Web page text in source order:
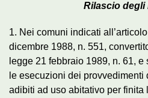
Rilascio degli
1. Nei comuni indicati
dicembre 1988, n. 551,
legge 21 febbraio 1989, n. 61,
le esecuzioni dei
adibiti ad uso abitativo per